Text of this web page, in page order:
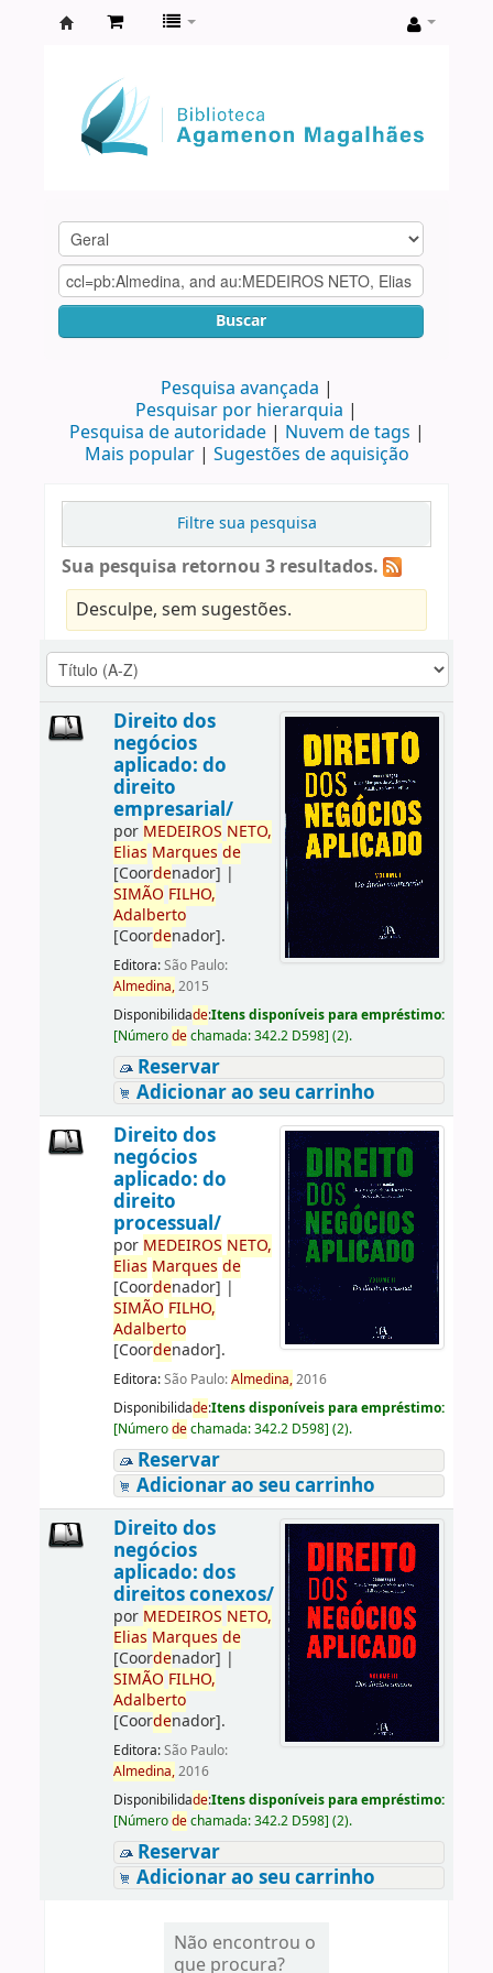
Agamenon
Magalhães
Buscar
Pesquisa avançada
Pesquisar por hierarquia
Pesquisa de autoridade
Nuvem de tags
Mais popular
Sugestões de aquisição
Filtre sua pesquisa
Sua pesquisa retornou 3 resultados.
Desculpe, sem sugestões.
Direito dos
negócios
aplicado: do
direito
empresarial/
por MEDEIROS NETO,
Elias Marques de
[Coordenador] |
SIMÃO FILHO,
Adalberto
[Coordenador].
Editora:São Paulo:
Almedina,2015
Disponibilidade:Itens disponíveis para empréstimo:
[Númerodechamada:342.2 D598] (2).
Reservar
Adicionar ao seu carrinho
Direito dos
negócios
aplicado: do
direito
processual/
por MEDEIROS NETO,
Elias Marques de
[Coordenador] |
SIMÃO FILHO,
Adalberto
[Coordenador].
Editora:São Paulo:Almedina,2016
Disponibilidade:Itens disponíveis para empréstimo:
[Númerodechamada:342.2 D598] (2).
Reservar
Adicionar ao seu carrinho
Direito dos
negócios
aplicado: dos
direitos conexos/
por MEDEIROS NETO,
Elias Marques de
[Coordenador] |
SIMÃO FILHO,
Adalberto
[Coordenador].
Editora:São Paulo:
Almedina,2016
Disponibilidade:Itens disponíveis para empréstimo:
[Númerodechamada:342.2 D598] (2).
Reservar
Adicionar ao seu carrinho
Não encontrou o
que procura?